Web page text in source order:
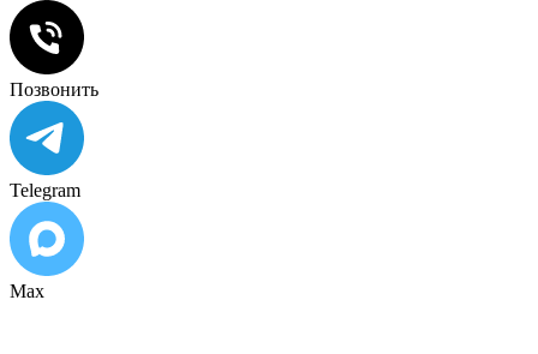
Позвонить
Telegram
Max